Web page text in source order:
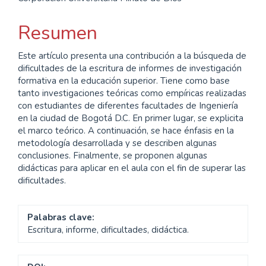
principal
del
artículo
Resumen
Este artículo presenta una contribución a la búsqueda de
dificultades de la escritura de informes de investigación
formativa en la educación superior. Tiene como base
tanto investigaciones teóricas como empíricas realizadas
con estudiantes de diferentes facultades de Ingeniería
en la ciudad de Bogotá D.C. En primer lugar, se explicita
el marco teórico. A continuación, se hace énfasis en la
metodología desarrollada y se describen algunas
conclusiones. Finalmente, se proponen algunas
didácticas para aplicar en el aula con el fin de superar las
dificultades.
Palabras clave:
Escritura, informe, dificultades, didáctica.